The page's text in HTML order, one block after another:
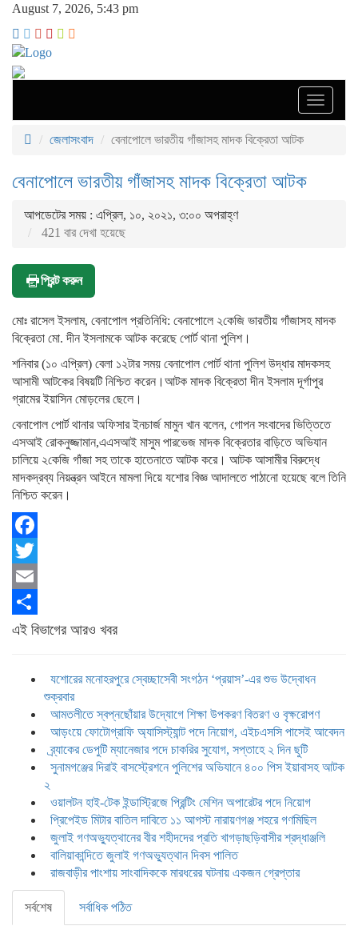
August 7, 2026, 5:43 pm
Toggle
জেলাসংবাদ
বেনাপোলে ভারতীয় গাঁজাসহ মাদক বিক্রেতা আটক
বেনাপোলে ভারতীয় গাঁজাসহ মাদক বিক্রেতা আটক
আপডেটের সময় : এপ্রিল, ১০, ২০২১, ৩:০০ অপরাহ্ণ
421 বার দেখা হয়েছে
প্রিন্ট করুন
মোঃ রাসেল ইসলাম, বেনাপোল প্রতিনিধি: বেনাপোলে ২কেজি ভারতীয় গাঁজাসহ মাদক
বিক্রেতা মো. দীন ইসলামকে আটক করেছে পোর্ট থানা পুলিশ।
শনিবার (১০ এপ্রিল) বেলা ১২টার সময় বেনাপোল পোর্ট থানা পুলিশ উদ্ধার মাদকসহ
আসামী আটকের বিষয়টি নিশ্চিত করেন।আটক মাদক বিক্রেতা দীন ইসলাম দূর্গাপুর
গ্রামের ইয়াসিন মোড়লের ছেলে।
বেনাপোল পোর্ট থানার অফিসার ইনচার্জ মামুন খান বলেন, গোপন সংবাদের ভিত্তিতে
এসআই রোকনুজ্জামান,এএসআই মাসুম পারভেজ মাদক বিক্রেতার বাড়িতে অভিযান
চালিয়ে ২কেজি গাঁজা সহ তাকে হাতেনাতে আটক করে। আটক আসামীর বিরুদ্ধে
মাদকদ্রব্য নিয়ন্ত্রন আইনে মামলা দিয়ে যশোর বিজ্ঞ আদালতে পাঠানো হয়েছে বলে তিনি
নিশ্চিত করেন।
Facebook
Twitter
Email
Share
এই বিভাগের আরও খবর
যশোরের মনোহরপুরে স্বেচ্ছাসেবী সংগঠন ‘প্রয়াস’-এর শুভ উদ্বোধন
শুক্রবার
আমতলীতে স্বপ্নছোঁয়ার উদ্যোগে শিক্ষা উপকরণ বিতরণ ও বৃক্ষরোপণ
আড়ংয়ে ফোটোগ্রাফি অ্যাসিস্ট্যান্ট পদে নিয়োগ, এইচএসসি পাসেই আবেদন
ব্র্যাকের ডেপুটি ম্যানেজার পদে চাকরির সুযোগ, সপ্তাহে ২ দিন ছুটি
সুনামগঞ্জের দিরাই বাসস্ট্রেশনে পুলিশের অভিযানে ৪০০ পিস ইয়াবাসহ আটক
২
ওয়ালটন হাই-টেক ইন্ডাস্ট্রিজে প্রিন্টিং মেশিন অপারেটর পদে নিয়োগ
প্রিপেইড মিটার বাতিল দাবিতে ১১ আগস্ট নারায়ণগঞ্জ শহরে গণমিছিল
জুলাই গণঅভ্যুত্থানের বীর শহীদদের প্রতি খাগড়াছড়িবাসীর শ্রদ্ধাঞ্জলি
বালিয়াকান্দিতে জুলাই গণঅভ্যুত্থান দিবস পালিত
রাজবাড়ীর পাংশায় সাংবাদিককে মারধরের ঘটনায় একজন গ্রেপ্তার
সর্বশেষ সর্বাধিক পঠিত